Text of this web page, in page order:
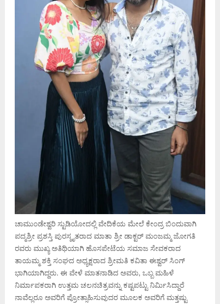
ಚಾಮುಂಡೇಶ್ವರಿ ಸ್ಟುಡಿಯೋದಲ್ಲಿ ವೇದಿಕೆಯ ಮೇಲೆ ಕೇಂದ್ರ ಬಿಂದುವಾಗಿ
ಪದ್ಮಶ್ರೀ ಪ್ರಶಸ್ತಿ ಪುರಸ್ಕೃತರಾದ ಮಾತಾ ಶ್ರೀ ಡಾಕ್ಟರ್ ಮಂಜಮ್ಮ ಜೋಗತಿ
ರವರು ಮುಖ್ಯ ಅತಿಥಿಯಾಗಿ ಹೊಸಪೇಟೆಯ ಸಮಾಜ ಸೇವಕರಾದ
ತಾಯಮ್ಮ ಶಕ್ತಿ ಸಂಘದ ಅಧ್ಯಕ್ಷರಾದ ಶ್ರೀಮತಿ ಕವಿತಾ ಈಶ್ವರ್ ಸಿಂಗ್
ಭಾಗಿಯಾಗಿದ್ದರು. ಈ ವೇಳೆ‌ ಮಾತನಾಡಿದ ಅವರು, ಒಬ್ಬ ಮಹಿಳೆ
ನಿರ್ಮಾಪಕರಾಗಿ ಉತ್ತಮ ಚಲನಚಿತ್ರವನ್ನು ಕಷ್ಟಪಟ್ಟು ನಿರ್ಮಿಸಿದ್ದಾರೆ
ನಾವೆಲ್ಲರೂ ಅವರಿಗೆ ಪ್ರೋತ್ಸಾಹಿಸುವುದರ ಮೂಲಕ ಅವರಿಗೆ ಮತ್ತಷ್ಟು